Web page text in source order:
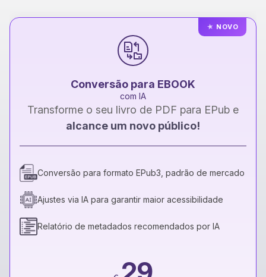
★ NOVO
Conversão para EBOOK
com IA
Transforme o seu livro de PDF para EPub e
alcance um novo público!
Conversão para formato EPub3, padrão de mercado
Ajustes via IA para garantir maior acessibilidade
Relatório de metadados recomendados por IA